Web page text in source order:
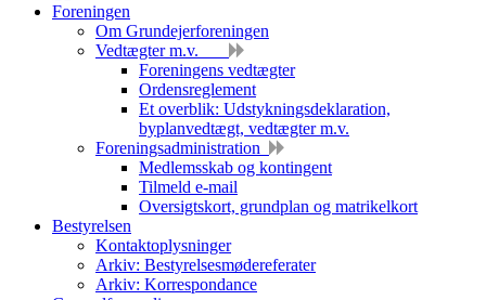
Foreningen
Om Grundejerforeningen
Vedtægter m.v.
Foreningens vedtægter
Ordensreglement
Et overblik: Udstykningsdeklaration,
byplanvedtægt, vedtægter m.v.
Foreningsadministration
Medlemsskab og kontingent
Tilmeld e-mail
Oversigtskort, grundplan og matrikelkort
Bestyrelsen
Kontaktoplysninger
Arkiv: Bestyrelsesmødereferater
Arkiv: Korrespondance